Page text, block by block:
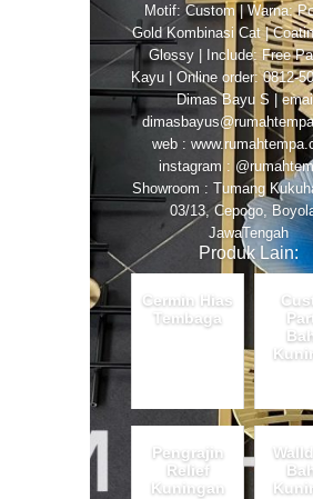
Motif: Custom | Warna:
Gold Kombinasi Cat |
Glossy | Include: Free
Kayu | Online order: 0812-
Dimas Bayu S |
web :
instagram :
Showroom : Tumang
03/13, Cepogo,
JawaTengah
Produk Lain:
Cermin Hias
Tembaga
Pengrajin
Relief
Kuningan